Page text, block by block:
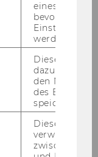
Per­so­
Wir­kungs­be­
zur Ver­fü­
Einheit
eines Vimeo-
bevorzugten
werden.
Dieser
dazu
den
des
speichern.
Dieses
verwendet,
zwischen